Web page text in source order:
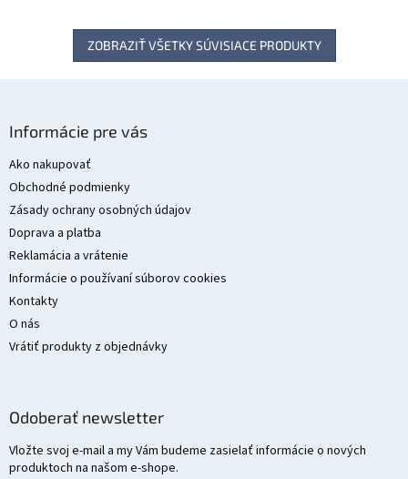
ZOBRAZIŤ VŠETKY SÚVISIACE PRODUKTY
Informácie pre vás
Ako nakupovať
Obchodné podmienky
Zásady ochrany osobných údajov
Doprava a platba
Reklamácia a vrátenie
Informácie o používaní súborov cookies
Kontakty
O nás
Vrátiť produkty z objednávky
Odoberať newsletter
Vložte svoj e-mail a my Vám budeme zasielať informácie o nových
produktoch na našom e-shope.